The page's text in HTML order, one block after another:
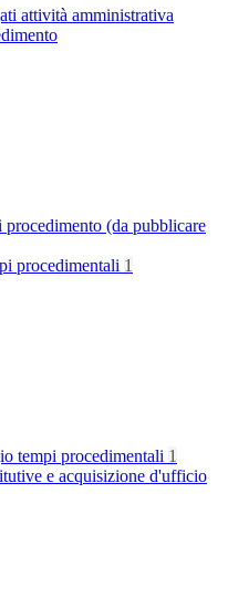
attività amministrativa
(da pubblicare
procedimentali 1
tempi procedimentali 1
e acquisizione d'ufficio